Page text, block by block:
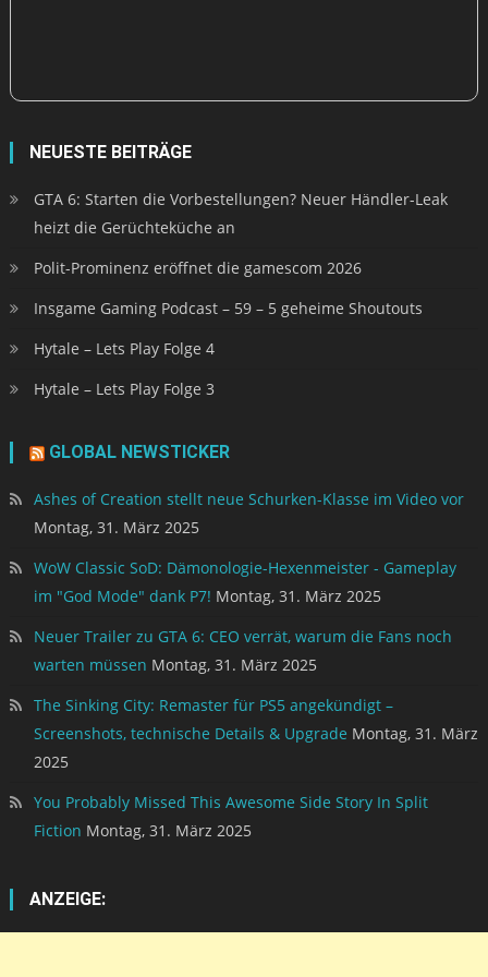
NEUESTE BEITRÄGE
GTA 6: Starten die Vorbestellungen? Neuer Händler-Leak
heizt die Gerüchteküche an
Polit-Prominenz eröffnet die gamescom 2026
Insgame Gaming Podcast – 59 – 5 geheime Shoutouts
Hytale – Lets Play Folge 4
Hytale – Lets Play Folge 3
GLOBAL NEWSTICKER
Ashes of Creation stellt neue Schurken-Klasse im Video vor
Montag, 31. März 2025
WoW Classic SoD: Dämonologie-Hexenmeister - Gameplay
im "God Mode" dank P7! Montag, 31. März 2025
Neuer Trailer zu GTA 6: CEO verrät, warum die Fans noch
warten müssen Montag, 31. März 2025
The Sinking City: Remaster für PS5 angekündigt –
Screenshots, technische Details & Upgrade Montag, 31. März
2025
You Probably Missed This Awesome Side Story In Split
Fiction Montag, 31. März 2025
ANZEIGE: